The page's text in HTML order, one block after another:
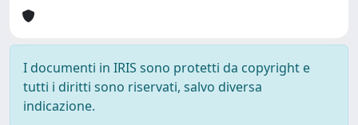
I documenti in IRIS sono protetti da copyright e
tutti i diritti sono riservati, salvo diversa
indicazione.